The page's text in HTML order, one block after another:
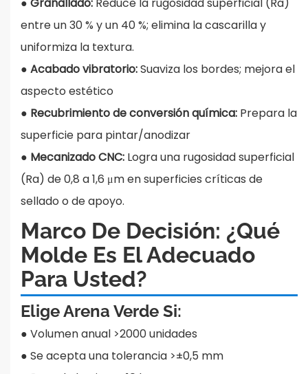
● Granallado: Reduce la rugosidad superficial (Ra)
entre un 30 % y un 40 %; elimina la cascarilla y
uniformiza la textura.
● Acabado vibratorio:Suaviza los bordes; mejora el
aspecto estético
● Recubrimiento de conversión química: Prepara la
superficie para pintar/anodizar
● Mecanizado CNC: Logra una rugosidad superficial
(Ra) de 0,8 a 1,6 μm en superficies críticas de
sellado o de apoyo.
Marco De Decisión: ¿Qué
Molde Es El Adecuado
Para Usted?
Elige Arena Verde Si:
● Volumen anual >2000 unidades
● Se acepta una tolerancia >±0,5 mm